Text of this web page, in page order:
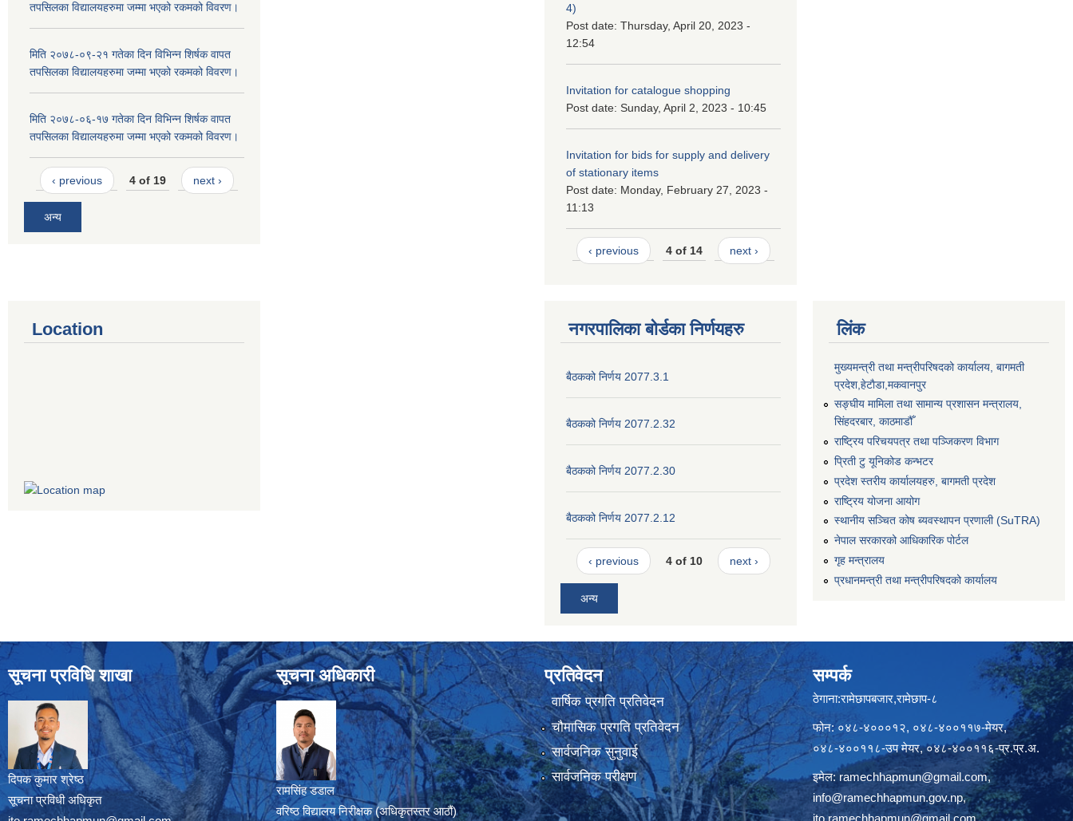
तपसिलका विद्यालयहरुमा जम्मा भएको रकमको विवरण।
मिति २०७८-०९-२१ गतेका दिन विभिन्न शिर्षक वापत
तपसिलका विद्यालयहरुमा जम्मा भएको रकमको विवरण।
मिति २०७८-०६-१७ गतेका दिन विभिन्न शिर्षक वापत
तपसिलका विद्यालयहरुमा जम्मा भएको रकमको विवरण।
‹ previous 4 of 19 next ›
अन्य
4)
Post date: Thursday, April 20, 2023 -
12:54
Invitation for catalogue shopping
Post date: Sunday, April 2, 2023 - 10:45
Invitation for bids for supply and delivery
of stationary items
Post date: Monday, February 27, 2023 -
11:13
‹ previous 4 of 14 next ›
Location नगरपालिका बोर्डका निर्णयहरु
बैठकको निर्णय 2077.3.1
बैठकको निर्णय 2077.2.32
बैठकको निर्णय 2077.2.30
बैठकको निर्णय 2077.2.12
‹ previous 4 of 10 next ›
अन्य
लिंक
मुख्यमन्त्री तथा मन्त्रीपरिषदको कार्यालय, बागमती
प्रदेश,हेटाैडा,मकवानपुर
सङ्‍घीय मामिला तथा सामान्य प्रशासन मन्त्रालय,
सिंहदरबार, काठमाडौँ
राष्ट्रिय परिचयपत्र तथा पञ्जिकरण विभाग
प्रिती टु यूनिकोड कन्भटर
प्रदेश स्तरीय कार्यालयहरु, बागमती प्रदेश
राष्ट्रिय योजना आयोग
स्थानीय सञ्चित कोष ब्यवस्थापन प्रणाली (SuTRA)
नेपाल सरकारको आधिकारिक पोर्टल
गृह मन्त्रालय
प्रधानमन्त्री तथा मन्त्रीपरिषदको कार्यालय
सूचना प्रविधि शाखा
दिपक कुमार श्रेष्ठ
सूचना प्रविधी अधिकृत
सूचना अधिकारी
रामसिंह डडाल
वरिष्ठ विद्यालय निरीक्षक (अधिकृतस्तर आठौं)
प्रतिवेदन
वार्षिक प्रगति प्रतिवेदन
चौमासिक प्रगति प्रतिवेदन
सार्वजनिक सुनुवाई
सार्वजनिक परीक्षण
सम्पर्क
ठेगाना:रामेछापबजार,रामेछाप-८
फोन: ०४८-४०००१२, ०४८-४००११७-मेयर,
०४८-४००११८-उप मेयर, ०४८-४००११६-प्र.प्र.अ.
इमेल:ramechhapmun@gmail.com,
info@ramechhapmun.gov.np,
ito.ramechhapmun@gmail.com